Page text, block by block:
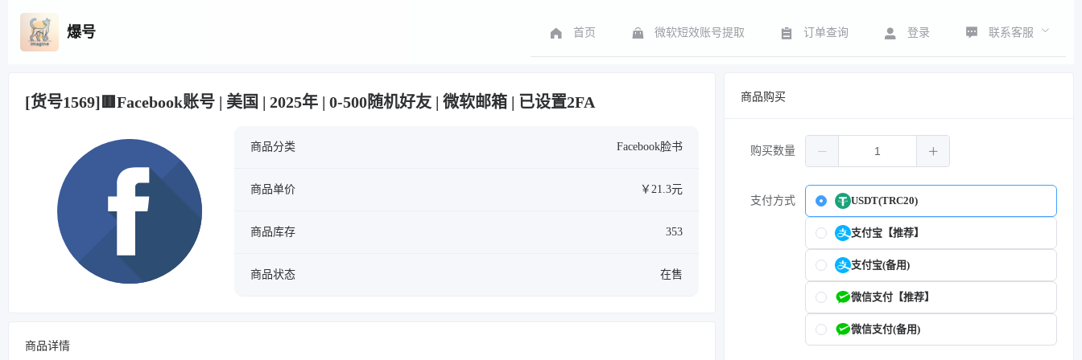
爆号 首页 微软短效账号提取 订单查询 登录 联系客服
[货号1569]🟥Facebook账号 | 美国 | 2025年 | 0-500随机好友 | 微软邮箱 | 已设置2FA
商品分类 Facebook脸书
商品单价 ￥21.3元
商品库存 353
商品状态 在售
商品详情
商品购买
购买数量
支付方式 USDT(TRC20)
支付宝【推荐】
支付宝(备用)
微信支付【推荐】
微信支付(备用)